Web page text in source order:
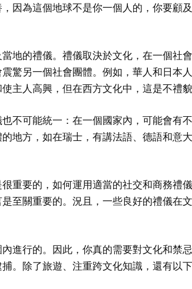
因為這個地球不是你一個人的，你要顧
地的禮儀。禮儀取決於文化，在一個社
驚另一個社會團體。例如，華人和日本
主人高興，但在西方文化中，這是不禮貌
不可能統一：在一個國家內，可能會有
地方，如在瑞士，有講法語、德語和意
重要的，如何運用適當的社交和商務禮儀
至關重要的。況且，一些良好的禮儀在
進行的。因此，你真的需要對文化和禁
。除了旅遊、注重跨文化知識，還有以